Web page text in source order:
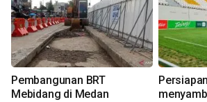
Pembangunan BRT
Mebidang di Medan